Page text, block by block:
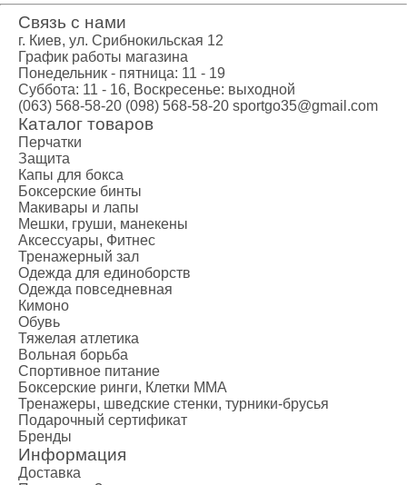
Связь с нами
г. Киев, ул. Срибнокильская 12
График работы магазина
Понедельник - пятница: 11 - 19
Суббота: 11 - 16, Воскресенье: выходной
(063) 568-58-20 (098) 568-58-20 sportgo35@gmail.com
Каталог товаров
Перчатки
Защита
Капы для бокса
Боксерские бинты
Макивары и лапы
Мешки, груши, манекены
Аксессуары, Фитнес
Тренажерный зал
Одежда для единоборств
Одежда повседневная
Кимоно
Обувь
Тяжелая атлетика
Вольная борьба
Спортивное питание
Боксерские ринги, Клетки ММА
Тренажеры, шведские стенки, турники-брусья
Подарочный сертификат
Бренды
Информация
Доставка